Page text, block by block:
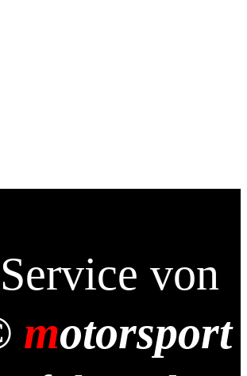
von
motorsport